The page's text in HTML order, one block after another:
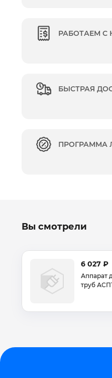
РАБОТАЕМ С
БЫСТРАЯ
ПРОГРАММА
Вы смотрели
6 027 ₽
Аппарат
труб